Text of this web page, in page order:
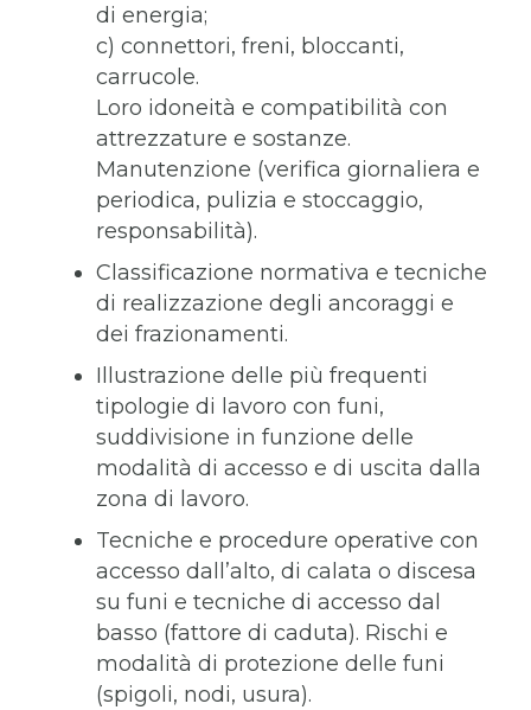
di energia;
c) connettori, freni, bloccanti,
carrucole.
Loro idoneità e compatibilità con
attrezzature e sostanze.
Manutenzione (verifica giornaliera e
periodica, pulizia e stoccaggio,
responsabilità).
Classificazione normativa e tecniche
di realizzazione degli ancoraggi e
dei frazionamenti.
Illustrazione delle più frequenti
tipologie di lavoro con funi,
suddivisione in funzione delle
modalità di accesso e di uscita dalla
zona di lavoro.
Tecniche e procedure operative con
accesso dall’alto, di calata o discesa
su funi e tecniche di accesso dal
basso (fattore di caduta). Rischi e
modalità di protezione delle funi
(spigoli, nodi, usura).